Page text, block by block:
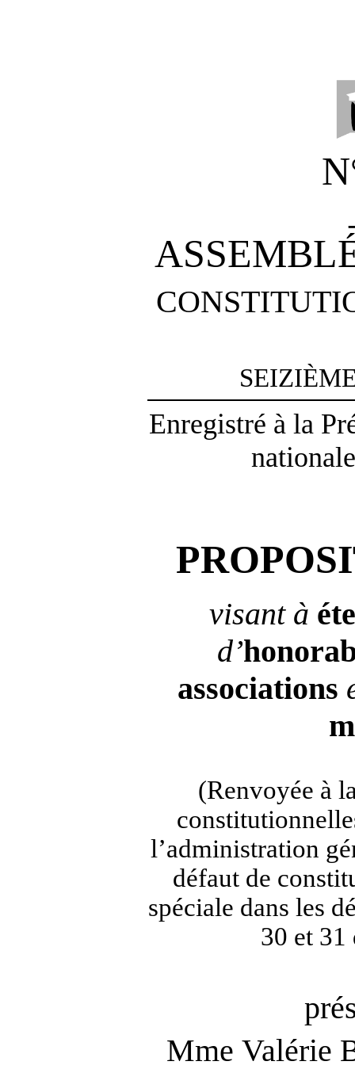
Enregistré à la
visant à
d’
associations
(Renvoyée à
l’administration
défaut de
spéciale dans les
30 et 31
Mme Valérie